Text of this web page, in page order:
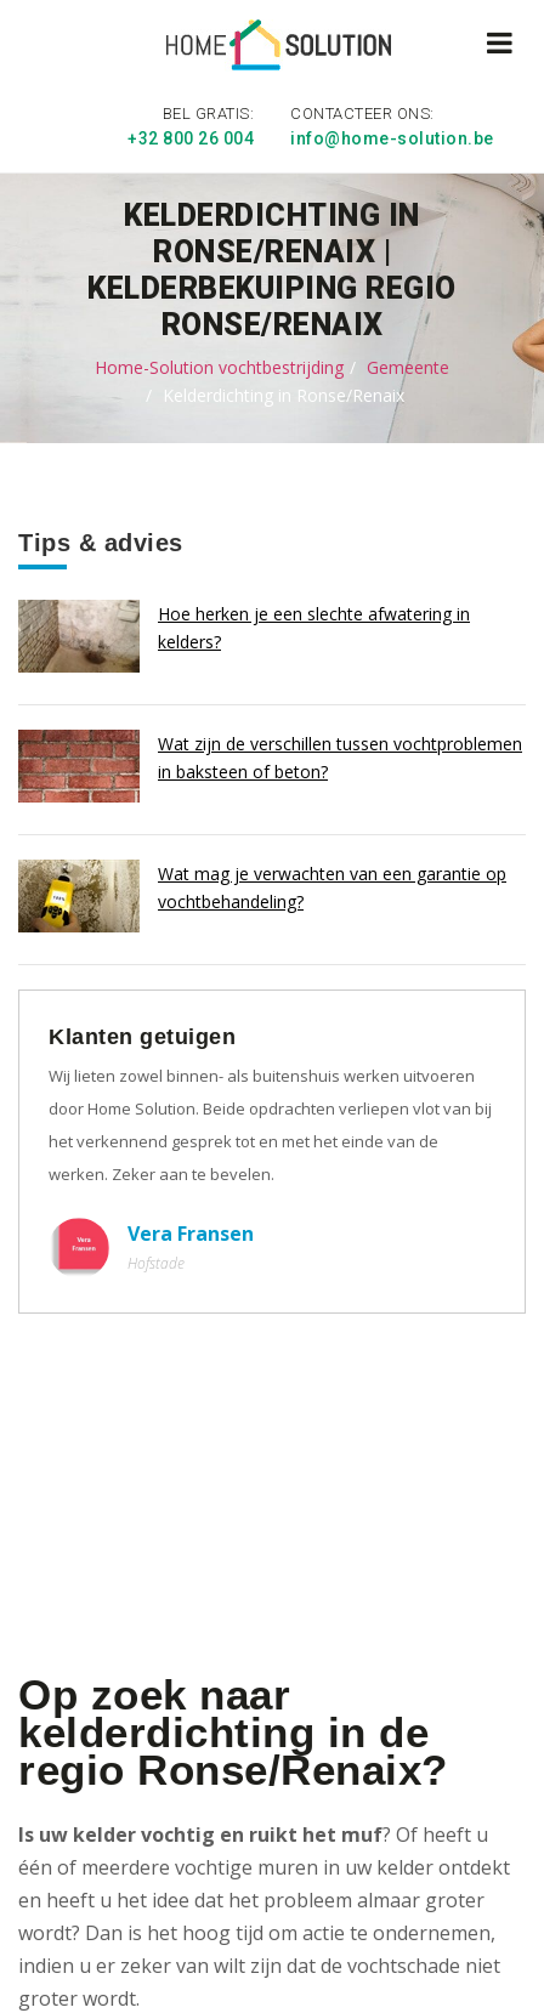
BEL GRATIS:
+32 800 26 004
CONTACTEER ONS:
info@home-solution.be
KELDERDICHTING IN
RONSE/RENAIX |
KELDERBEKUIPING REGIO
RONSE/RENAIX
Home-Solution vochtbestrijding
Gemeente
Kelderdichting in Ronse/Renaix
Tips & advies
Hoe herken je een slechte afwatering in
kelders?
Wat zijn de verschillen tussen vochtproblemen
in baksteen of beton?
Wat mag je verwachten van een garantie op
vochtbehandeling?
Klanten getuigen
Wij lieten zowel binnen- als buitenshuis werken uitvoeren
door Home Solution. Beide opdrachten verliepen vlot van bij
het verkennend gesprek tot en met het einde van de
werken. Zeker aan te bevelen.
Vera Fransen
Hofstade
Op zoek naar
kelderdichting in de
regio Ronse/Renaix?
Is uw kelder vochtig en ruikt het muf? Of heeft u
één of meerdere vochtige muren in uw kelder ontdekt
en heeft u het idee dat het probleem almaar groter
wordt? Dan is het hoog tijd om actie te ondernemen,
indien u er zeker van wilt zijn dat de vochtschade niet
groter wordt.